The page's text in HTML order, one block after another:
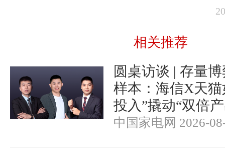
相关推荐
圆桌访谈 | 存量
样本：海信X天
投入”撬动“双倍
中国家电网 2026-